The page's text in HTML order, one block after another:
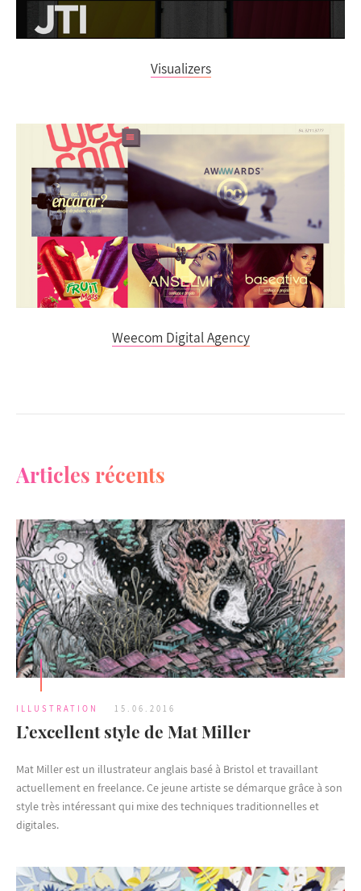
Visualizers
Weecom Digital Agency
Articles récents
ILLUSTRATION 15.06.2016
L’excellent style de Mat Miller
Mat Miller est un illustrateur anglais basé à Bristol et travaillant
actuellement en freelance. Ce jeune artiste se démarque grâce à son
style très intéressant qui mixe des techniques traditionnelles et
digitales.